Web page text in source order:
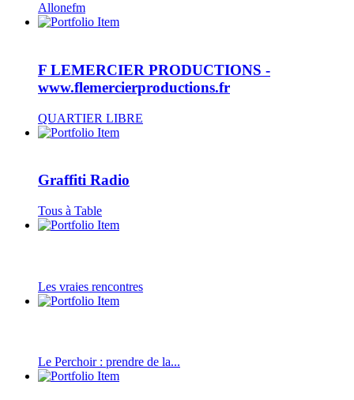
Allonefm
F LEMERCIER PRODUCTIONS -
www.flemercierproductions.fr
QUARTIER LIBRE
Graffiti Radio
Tous à Table
Les vraies rencontres
Le Perchoir : prendre de la...